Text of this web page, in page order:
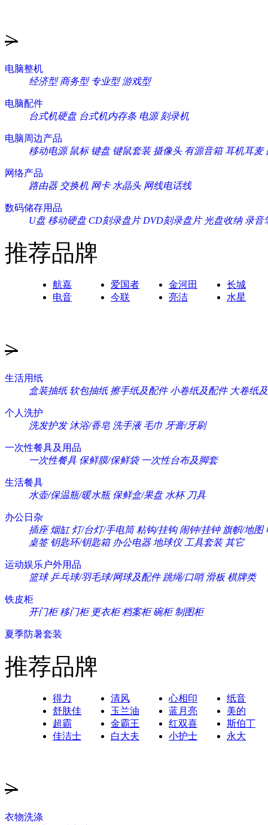
>
电脑整机
经济型 商务型 专业型 游戏型
电脑配件
台式机硬盘 台式机内存条 电源 刻录机
电脑周边产品
移动电源 鼠标 键盘 键鼠套装 摄像头 有源音箱 耳机耳麦
网络产品
路由器 交换机 网卡 水晶头 网线电话线
数码储存用品
U盘 移动硬盘 CD刻录盘片 DVD刻录盘片 光盘收纳 录音
推荐品牌
航嘉 爱国者 金河田
长城
电音
今联 亮洁 水星
>
生活用纸
盒装抽纸 软包抽纸 擦手纸及配件 小卷纸及配件 大卷纸
个人洗护
洗发护发 沐浴/香皂 洗手液 毛巾 牙膏/牙刷
一次性餐具及用品
一次性餐具 保鲜膜/保鲜袋 一次性台布及脚套
生活餐具
水壶/保温瓶/暖水瓶 保鲜盒/果盘 水杯 刀具
办公日杂
插座 烟缸 灯/台灯/手电筒 粘钩/挂钩 闹钟/挂钟 旗帜/地图
桌签 钥匙环/钥匙箱 办公电器 地球仪 工具套装 其它
运动娱乐户外用品
篮球 乒乓球/羽毛球/网球及配件 跳绳/口哨 滑板 棋牌类
铁皮柜
开门柜 移门柜 更衣柜 档案柜 碗柜 制图柜
夏季防暑套装
推荐品牌
得力 清风 心相印
纸音
舒肤佳
玉兰油 蓝月亮
美的
超霸
金霸王 红双喜
斯伯丁
佳洁士
白大夫 小护士 永大
>
衣物洗涤